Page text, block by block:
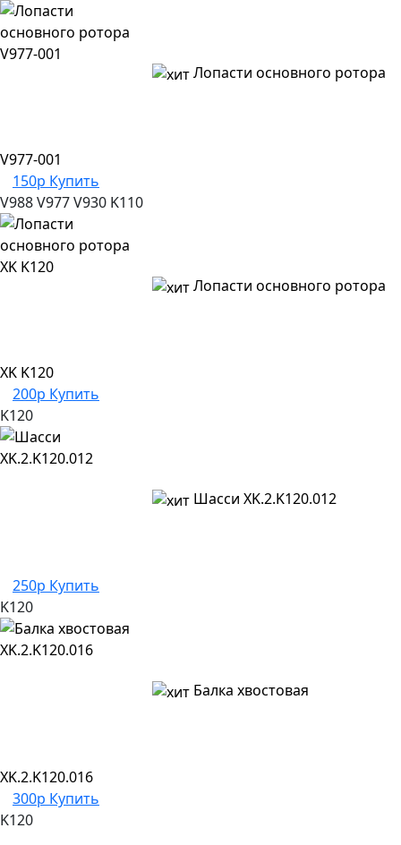
Лопасти основного ротора
V977-001
150р Купить
V988V977V930 K110
Лопасти основного ротора
XK K120
200р Купить
K120
Шасси XK.2.K120.012
250р Купить
K120
Балка хвостовая
XK.2.K120.016
300р Купить
K120